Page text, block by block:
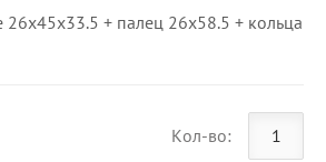
26x45x33.5 + палец 26x58.5 + кольца
Кол-во: